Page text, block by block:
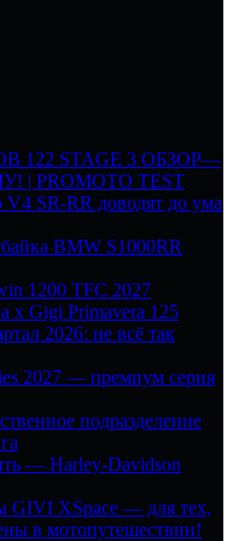
122 STAGE 3 ОБЗОР—
PROMOTO TEST
SR-RR доводят до ума
BMW S1000RR
1200 TFC 2027
x Gigi Primavera 125
2026: не всё так
2027 — премиум серия
подразделение
— Harley-Davidson
GIVI XSpace — для тех,
в мотопутешествии!